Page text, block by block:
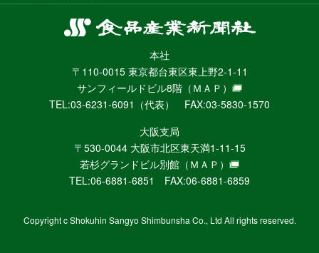
食
産
業
新
聞
社
ニ
ュ
ー
WEB
本社
〒110-0015 東京都台東区東上野2-1-11
サンフィールドビル8階 （ＭＡＰ）
TEL:03-6231-6091（代表） FAX:03-5830-1570
大阪支局
〒530-0044 大阪市北区東天満1-11-15
若杉グランドビル別館 （ＭＡＰ）
TEL:06-6881-6851 FAX:06-6881-6859
Copyright c Shokuhin Sangyo Shimbunsha Co., Ltd All rights reserved.